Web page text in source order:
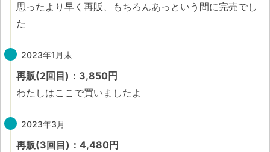
思ったより早く再販、もちろんあっという間に完売でし
た
2023年1月末
再販(2回目)：3,850円
わたしはここで買いましたよ
2023年3月
再販(3回目)：4,480円